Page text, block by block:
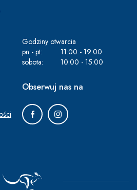
Godziny otwarcia
pn - pt:
11:00 - 19:00
sobota:
10:00 - 15:00
Obserwuj nas na